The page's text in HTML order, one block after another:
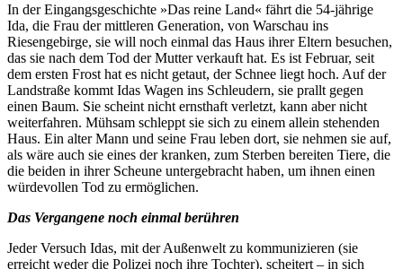
In der Eingangsgeschichte »Das reine Land« fährt die 54-jährige
Ida, die Frau der mittleren Generation, von Warschau ins
Riesengebirge, sie will noch einmal das Haus ihrer Eltern besuchen,
das sie nach dem Tod der Mutter verkauft hat. Es ist Februar, seit
dem ersten Frost hat es nicht getaut, der Schnee liegt hoch. Auf der
Landstraße kommt Idas Wagen ins Schleudern, sie prallt gegen
einen Baum. Sie scheint nicht ernsthaft verletzt, kann aber nicht
weiterfahren. Mühsam schleppt sie sich zu einem allein stehenden
Haus. Ein alter Mann und seine Frau leben dort, sie nehmen sie auf,
als wäre auch sie eines der kranken, zum Sterben bereiten Tiere, die
die beiden in ihrer Scheune untergebracht haben, um ihnen einen
würdevollen Tod zu ermöglichen.
Das Vergangene noch einmal berühren
Jeder Versuch Idas, mit der Außenwelt zu kommunizieren (sie
erreicht weder die Polizei noch ihre Tochter), scheitert – in sich